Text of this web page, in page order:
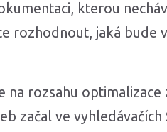
kterou
rozhodnout, jaká bude
na rozsahu
začal ve vyhledávačích